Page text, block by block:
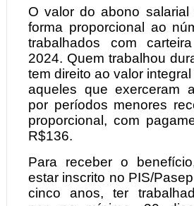
O valor do abono
forma proporcional ao
trabalhados com
2024. Quem trabalhou
tem direito ao valor
aqueles que exerceram
por períodos menores
proporcional, com
R$136.
Para receber o
estar inscrito no PIS/
cinco anos, ter